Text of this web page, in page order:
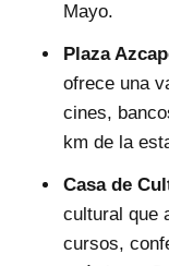
Mayo.
Plaza
ofrece una
cines,
km de la
Casa de
cultural que
cursos,